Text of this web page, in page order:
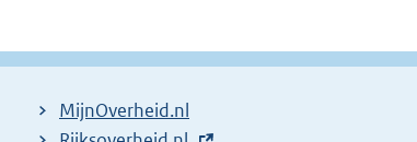
MijnOverheid.nl